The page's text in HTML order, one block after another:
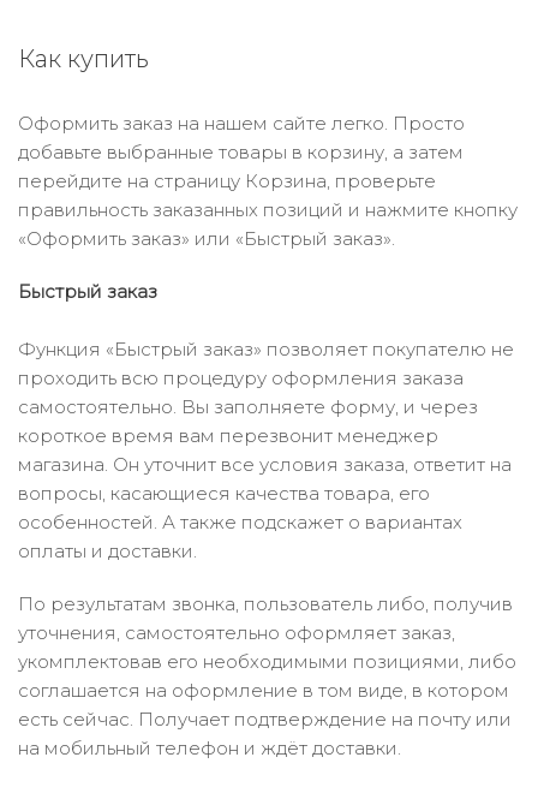
Как купить
Оформить заказ на нашем сайте легко. Просто
добавьте выбранные товары в корзину, а затем
перейдите на страницу Корзина, проверьте
правильность заказанных позиций и нажмите кнопку
«Оформить заказ» или «Быстрый заказ».
Быстрый заказ
Функция «Быстрый заказ» позволяет покупателю не
проходить всю процедуру оформления заказа
самостоятельно. Вы заполняете форму, и через
короткое время вам перезвонит менеджер
магазина. Он уточнит все условия заказа, ответит на
вопросы, касающиеся качества товара, его
особенностей. А также подскажет о вариантах
оплаты и доставки.
По результатам звонка, пользователь либо, получив
уточнения, самостоятельно оформляет заказ,
укомплектовав его необходимыми позициями, либо
соглашается на оформление в том виде, в котором
есть сейчас. Получает подтверждение на почту или
на мобильный телефон и ждёт доставки.